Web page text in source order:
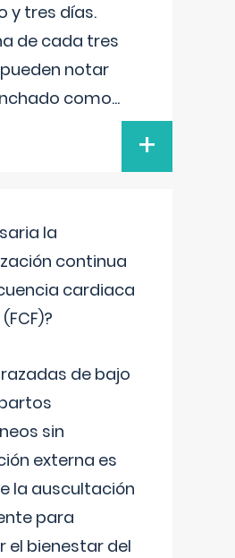
y tres días.
de cada tres
notar
como...
+
la
continua
cardiaca
de bajo
sin
externa es
la auscultación
para
el bienestar del